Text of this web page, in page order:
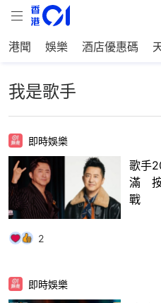
港聞 娛樂 酒店優惠碼
我是歌手
即時娛樂
歌手
滿 按
戰
2
即時娛樂